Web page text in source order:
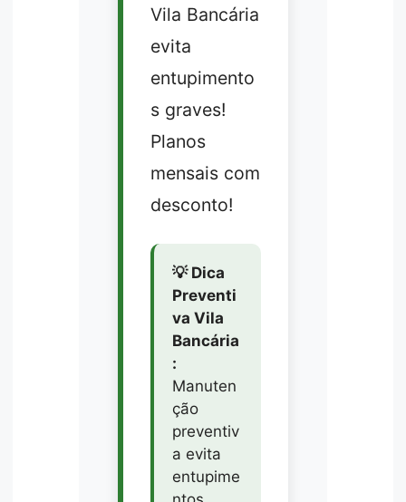
Vila Bancária
evita
entupimento
s graves!
Planos
mensais com
desconto!
💡 Dica
Preventi
va Vila
Bancária
:
Manuten
ção
preventiv
a evita
entupime